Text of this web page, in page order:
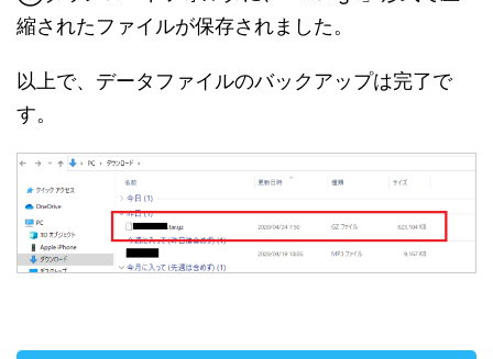
縮されたファイルが保存されました。
以上で、データファイルのバックアップは完了で
す。